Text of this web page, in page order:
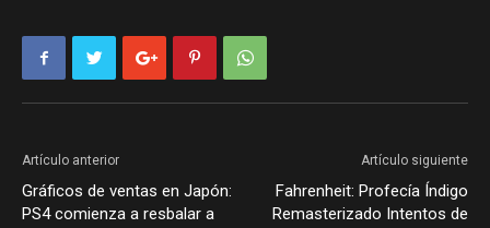
Artículo anterior
Gráficos de ventas en Japón:
PS4 comienza a resbalar a
Artículo siguiente
Fahrenheit: Profecía Índigo
Remasterizado Intentos de